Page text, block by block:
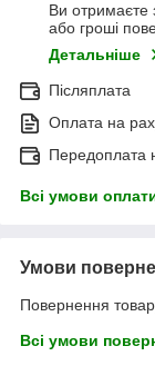
Ви отримаєте
або гроші
Детальніше
Післяплата
Оплата на
Передоплата
Всі умови
Умови
Повернення
Всі умови